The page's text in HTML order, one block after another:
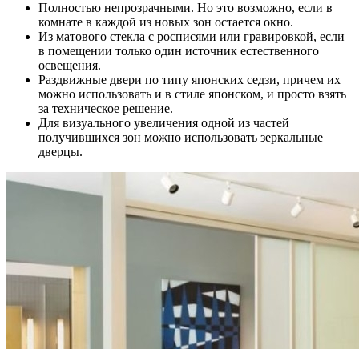
Полностью непрозрачными. Но это возможно, если в
комнате в каждой из новых зон остается окно.
Из матового стекла с росписями или гравировкой, если
в помещении только один источник естественного
освещения.
Раздвижные двери по типу японских седзи, причем их
можно использовать и в стиле японском, и просто взять
за техническое решение.
Для визуального увеличения одной из частей
получившихся зон можно использовать зеркальные
дверцы.